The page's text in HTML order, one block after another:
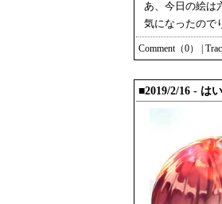
あ、今日の絵は
気になったので
Comment（0）
■2019/2/16 - は